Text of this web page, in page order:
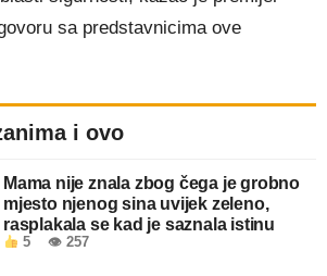
sa predstavnicima ove
i ovo
Mama nije znala zbog čega je grobno
mjesto njenog sina uvijek zeleno,
rasplakala se kad je saznala istinu
5 👁 257